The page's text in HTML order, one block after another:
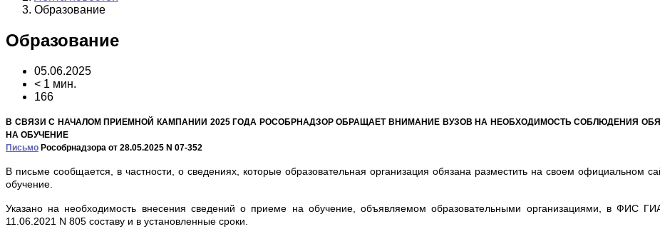
Образование
Образование
05.06.2025
< 1 мин.
166
В СВЯЗИ С НАЧАЛОМ ПРИЕМНОЙ КАМПАНИИ 2025 ГОДА РОСОБРНАДЗОР ОБРАЩАЕТ ВНИМАНИЕ ВУЗОВ НА НЕОБХОДИМОСТЬ СОБЛЮДЕНИЯ
НА ОБУЧЕНИЕ
Письмо Рособрнадзора от 28.05.2025 N 07-352
В письме сообщается, в частности, о сведениях, которые образовательная организация обязана разместить на своем официальном
обучение.
Указано на необходимость внесения сведений о приеме на обучение, объявляемом образовательными организациями, в ФИС
11.06.2021 N 805 составу и в установленные сроки.